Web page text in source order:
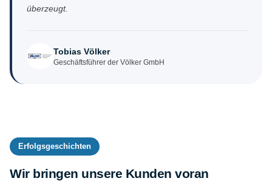
überzeugt.
Tobias Völker
Geschäftsführer der Völker GmbH
Erfolgsgeschichten
Wir bringen unsere Kunden voran